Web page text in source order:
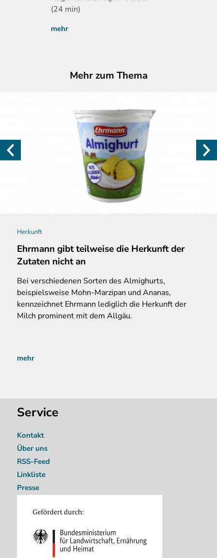
(24 min)
mehr
Mehr zum Thema
Herkunft
Ehrmann gibt teilweise die Herkunft der
Zutaten nicht an
Bei verschiedenen Sorten des Almighurts,
beispielsweise Mohn-Marzipan und Ananas,
kennzeichnet Ehrmann lediglich die Herkunft der
Milch prominent mit dem Allgäu.
mehr
Service
Kontakt
Über uns
RSS-Feed
Linkliste
Presse